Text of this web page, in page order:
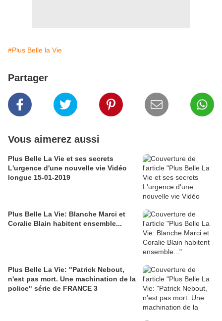
#Plus Belle la Vie
Partager
Vous aimerez aussi
Plus Belle La Vie et ses secrets
L'urgence d'une nouvelle vie Vidéo
longue 15-01-2019
Plus Belle La Vie: Blanche Marci et
Coralie Blain habitent ensemble...
Plus Belle La Vie: "Patrick Nebout,
n'est pas mort. Une machination de la
police" série de FRANCE 3